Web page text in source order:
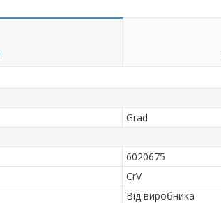
Grad
6020675
CrV
Від виробника